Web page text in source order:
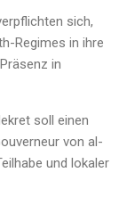
sich,
Regimes in ihre
in
soll einen
von al-
und lokaler